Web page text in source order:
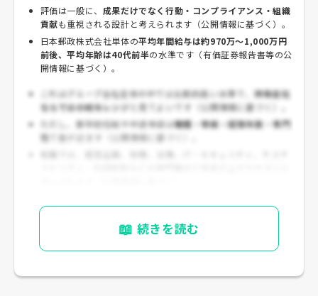
評価は一般に、 成果だけでなく行動・コンプライアンス・組織
貢献も重視される設計と考えられます（公開情報に基づく）。
日本郵政株式会社単体の平均年間給与は約970万～1,000万円
前後、平均年齢は40代前半の水準です（有価証券報告書等の公
開情報に基づく）。
これはグループ会社全体の中では比較的高い水準で、 持株会社
ならではの給与レンジ
と見てよいです（公開情報に基づく）。
ただし、新卒初任給や中途年収は職種・等級・経験年数・専門
性 で差が出ます（公開情報に基づく）。
📖 続きを読む